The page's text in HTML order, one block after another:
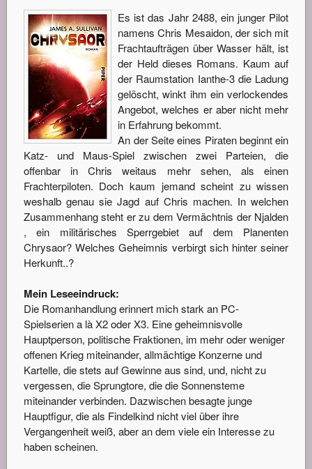
Es ist das Jahr 2488, ein junger Pilot
namens Chris Mesaidon, der sich mit
Frachtaufträgen über Wasser hält, ist
der Held dieses Romans. Kaum auf
der Raumstation Ianthe-3 die Ladung
gelöscht, winkt ihm ein verlockendes
Angebot, welches er aber nicht mehr
in Erfahrung bekommt.
An der Seite eines Piraten beginnt ein
Katz- und Maus-Spiel zwischen zwei Parteien, die
offenbar in Chris weitaus mehr sehen, als einen
Frachterpiloten. Doch kaum jemand scheint zu wissen
weshalb genau sie Jagd auf Chris machen. In welchen
Zusammenhang steht er zu dem Vermächtnis der Njalden
, ein militärisches Sperrgebiet auf dem Planenten
Chrysaor? Welches Geheimnis verbirgt sich hinter seiner
Herkunft..?
Mein Leseeindruck:
Die Romanhandlung erinnert mich stark an PC-
Spielserien a là X2 oder X3. Eine geheimnisvolle
Hauptperson, politische Fraktionen, im mehr oder weniger
offenen Krieg miteinander, allmächtige Konzerne und
Kartelle, die stets auf Gewinne aus sind, und, nicht zu
vergessen, die Sprungtore, die die Sonnensteme
miteinander verbinden. Dazwischen besagte junge
Hauptfigur, die als Findelkind nicht viel über ihre
Vergangenheit weiß, aber an dem viele ein Interesse zu
haben scheinen.